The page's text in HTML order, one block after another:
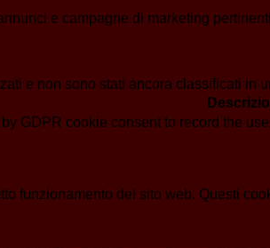
e campagne di marketing
e non sono stati ancora classificati in
GDPR cookie consent to record the
funzionamento del sito web. Questi